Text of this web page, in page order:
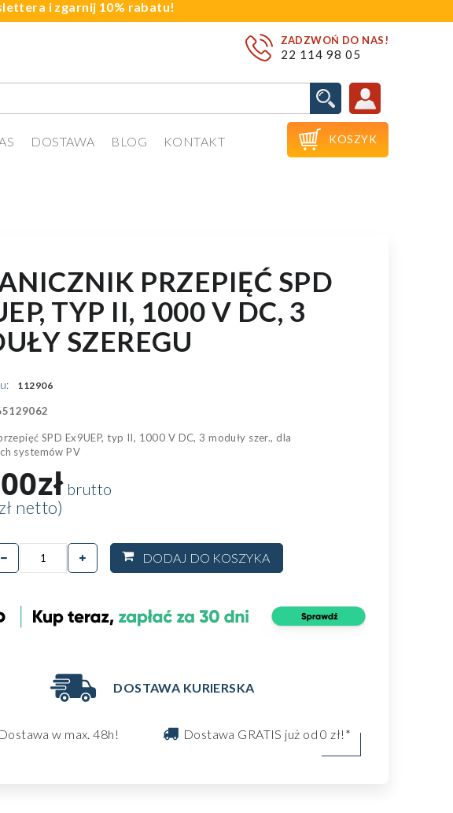
i zgarnij 10% rabatu!
ZADZWOŃ DO NAS!
22 114 98 05
DOSTAWA BLOG KONTAKT  KOSZYK
PRZEPIĘĆ SPD
TYP II, 1000 V DC, 3
SZEREGU
112906
SPD Ex9UEP, typ II, 1000 V DC, 3 moduły szer., dla
systemów PV
brutto
netto)
DODAJ DO KOSZYKA
DOSTAWA KURIERSKA
Dostawa w max. 48h! Dostawa GRATIS już od 0 zł!*